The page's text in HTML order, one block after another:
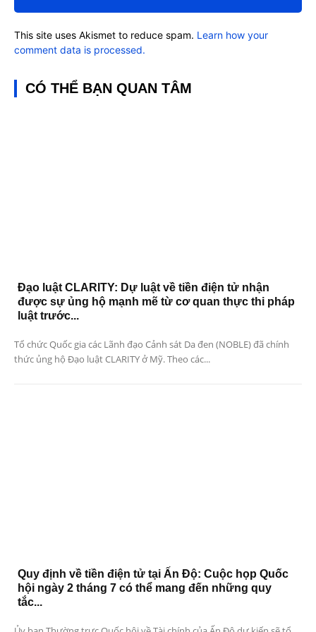
This site uses Akismet to reduce spam. Learn how your
comment data is processed.
CÓ THỂ BẠN QUAN TÂM
Đạo luật CLARITY: Dự luật về tiền điện tử nhận
được sự ủng hộ mạnh mẽ từ cơ quan thực thi pháp
luật trước...
Tổ chức Quốc gia các Lãnh đạo Cảnh sát Da đen (NOBLE) đã chính
thức ủng hộ Đạo luật CLARITY ở Mỹ. Theo các...
Quy định về tiền điện tử tại Ấn Độ: Cuộc họp Quốc
hội ngày 2 tháng 7 có thể mang đến những quy
tắc...